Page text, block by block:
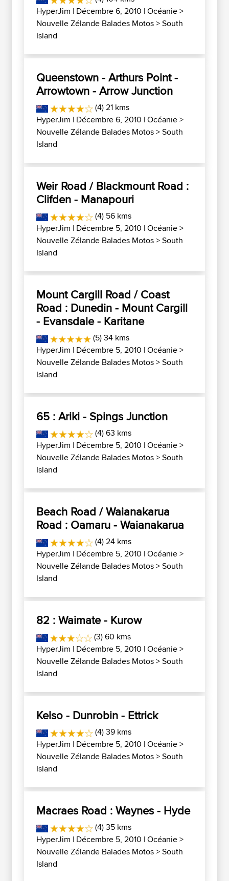
HyperJim | Décembre 6, 2010 |Océanie>
Nouvelle Zélande Balades Motos>South
Island
Queenstown - Arthurs Point -
Arrowtown - Arrow Junction
(4) 21 kms
HyperJim | Décembre 6, 2010 |Océanie>
Nouvelle Zélande Balades Motos>South
Island
Weir Road / Blackmount Road :
Clifden - Manapouri
(4) 56 kms
HyperJim | Décembre 5, 2010 |Océanie>
Nouvelle Zélande Balades Motos>South
Island
Mount Cargill Road / Coast
Road : Dunedin - Mount Cargill
- Evansdale - Karitane
(5) 34 kms
HyperJim | Décembre 5, 2010 |Océanie>
Nouvelle Zélande Balades Motos>South
Island
65 : Ariki - Spings Junction
(4) 63 kms
HyperJim | Décembre 5, 2010 |Océanie>
Nouvelle Zélande Balades Motos>South
Island
Beach Road / Waianakarua
Road : Oamaru - Waianakarua
(4) 24 kms
HyperJim | Décembre 5, 2010 |Océanie>
Nouvelle Zélande Balades Motos>South
Island
82 : Waimate - Kurow
(3) 60 kms
HyperJim | Décembre 5, 2010 |Océanie>
Nouvelle Zélande Balades Motos>South
Island
Kelso - Dunrobin - Ettrick
(4) 39 kms
HyperJim | Décembre 5, 2010 |Océanie>
Nouvelle Zélande Balades Motos>South
Island
Macraes Road : Waynes - Hyde
(4) 35 kms
HyperJim | Décembre 5, 2010 |Océanie>
Nouvelle Zélande Balades Motos>South
Island